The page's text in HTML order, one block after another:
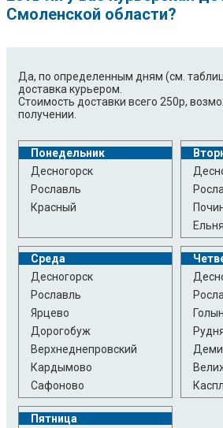
Смоленской области?
Да, по определенным дням (см.
доставка курьером.
Стоимость доставки всего 250р,
получении.
Понедельник
Десногорск
Рославль
Красный
Ельня
Среда
Десногорск
Рославль
Ярцево
Дорогобуж
Верхнеднепровский
Кардымово
Сафоново
Пятница